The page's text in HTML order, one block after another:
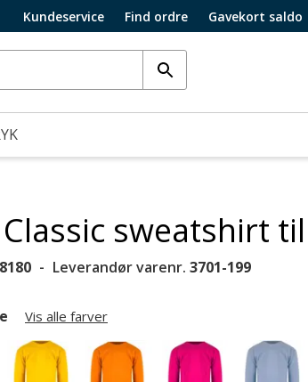
Kundeservice Find ordre Gavekort saldo
sweatshirt
Leverandør varenr. 3701-199
Vis alle farver